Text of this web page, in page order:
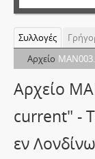
Συλλογές
Αρχείο MAN003.06 -
Αρχείο
current" -
εν